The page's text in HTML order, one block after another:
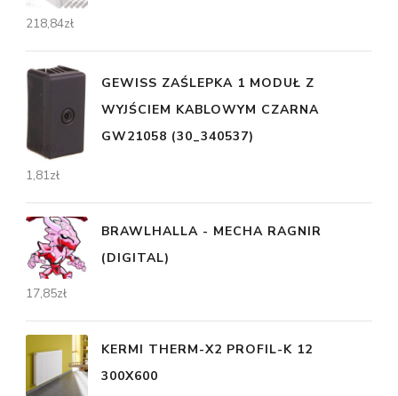
218,84zł
GEWISS ZAŚLEPKA 1 MODUŁ Z
WYJŚCIEM KABLOWYM CZARNA
GW21058 (30_340537)
1,81zł
BRAWLHALLA - MECHA RAGNIR
(DIGITAL)
17,85zł
KERMI THERM-X2 PROFIL-K 12
300X600